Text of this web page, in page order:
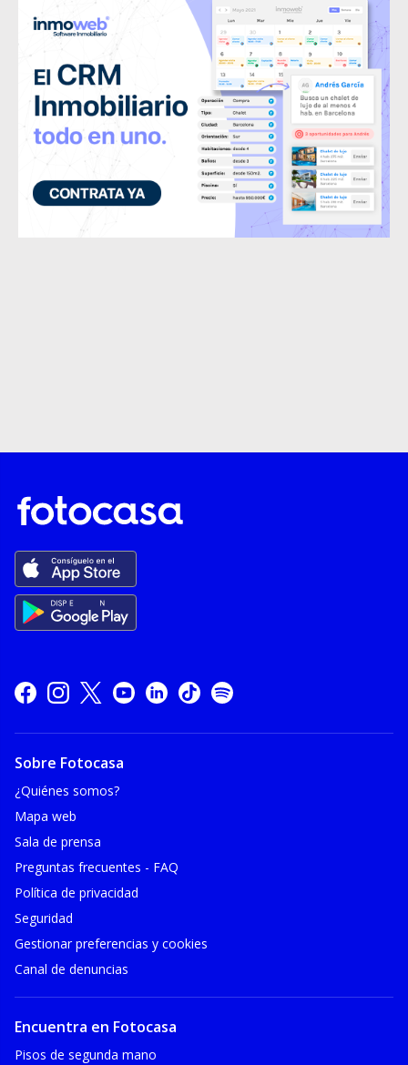
Sobre Fotocasa
¿Quiénes somos?
Mapa web
Sala de prensa
Preguntas frecuentes - FAQ
Política de privacidad
Seguridad
Gestionar preferencias y cookies
Canal de denuncias
Encuentra en Fotocasa
Pisos de segunda mano